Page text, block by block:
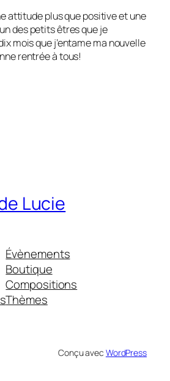
attitude plus que positive et une
des petits êtres que je
mois que j’entame ma nouvelle
rentrée à tous!
Lucie
Évènements
Boutique
Compositions
Thèmes
Conçu avec WordPress